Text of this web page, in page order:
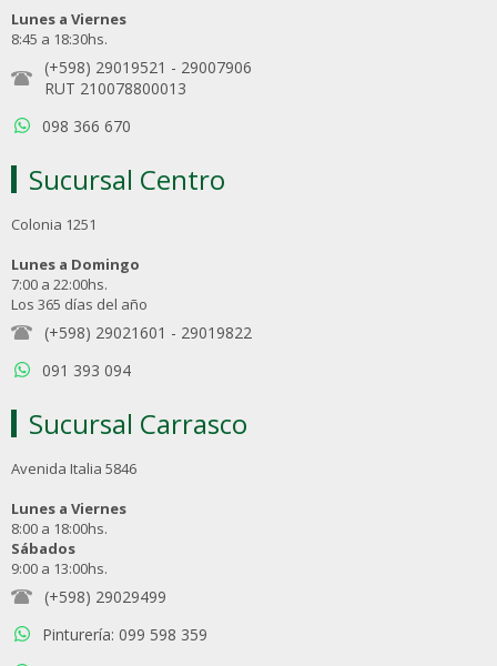
Lunes a Viernes
8:45 a 18:30hs.
(+598) 29019521 - 29007906
RUT 210078800013
098 366 670
Sucursal Centro
Colonia 1251
Lunes a Domingo
7:00 a 22:00hs.
Los 365 días del año
(+598) 29021601 - 29019822
091 393 094
Sucursal Carrasco
Avenida Italia 5846
Lunes a Viernes
8:00 a 18:00hs.
Sábados
9:00 a 13:00hs.
(+598) 29029499
Pinturería: 099 598 359